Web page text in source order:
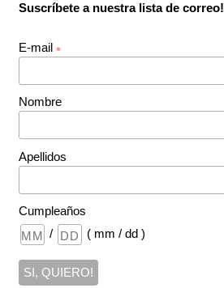
Suscríbete a nuestra lista de correo!
E-mail *
Nombre
Apellidos
Cumpleaños
/
( mm / dd )